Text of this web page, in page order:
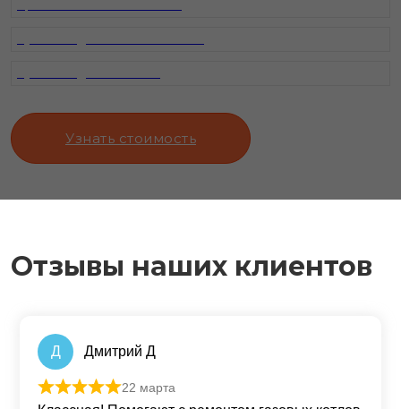
Узнать стоимость
Отзывы наших клиентов
Д Дмитрий Д
Оценка из 5
22 марта